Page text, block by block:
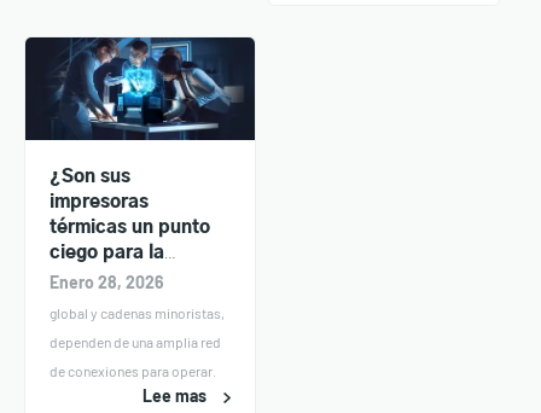
¿Son sus
impresoras
térmicas un punto
ciego para la
ciberseguridad?
Enero 28, 2026
global y cadenas minoristas,
dependen de una amplia red
de conexiones para operar.
Lee mas